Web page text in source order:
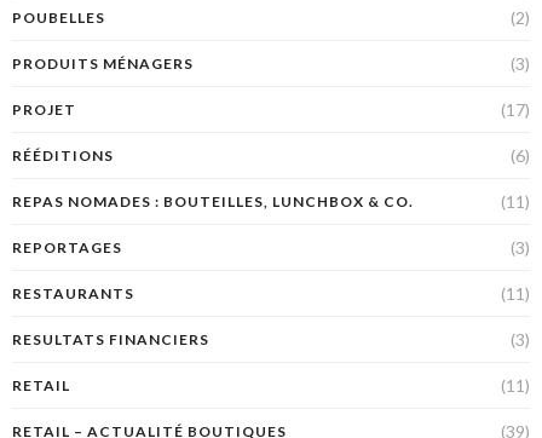
POUBELLES (2)
PRODUITS MÉNAGERS (3)
PROJET (17)
RÉÉDITIONS (6)
REPAS NOMADES : BOUTEILLES, LUNCHBOX & CO. (11)
REPORTAGES (3)
RESTAURANTS (11)
RESULTATS FINANCIERS (3)
RETAIL (11)
RETAIL – ACTUALITÉ BOUTIQUES (39)